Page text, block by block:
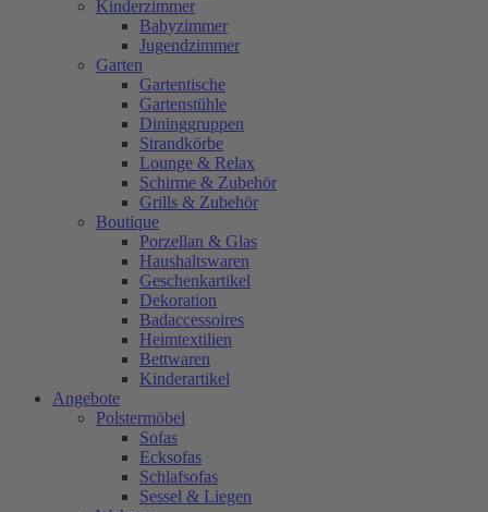
Kinderzimmer
Babyzimmer
Jugendzimmer
Garten
Gartentische
Gartenstühle
Dininggruppen
Strandkörbe
Lounge & Relax
Schirme & Zubehör
Grills & Zubehör
Boutique
Porzellan & Glas
Haushaltswaren
Geschenkartikel
Dekoration
Badaccessoires
Heimtextilien
Bettwaren
Kinderartikel
Angebote
Polstermöbel
Sofas
Ecksofas
Schlafsofas
Sessel & Liegen